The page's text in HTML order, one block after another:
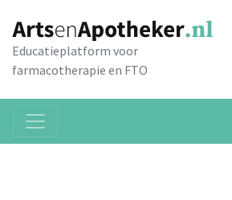
Educatieplatform voor
farmacotherapie en FTO